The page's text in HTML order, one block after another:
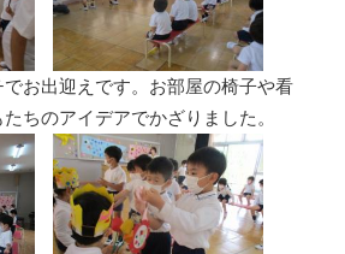
お出迎えです。お部屋の椅子や看
ちのアイデアでかざりました。